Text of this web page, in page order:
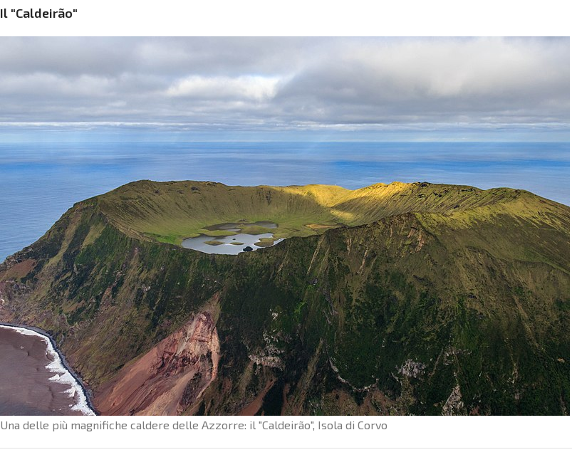
Il "Caldeirão"
Una delle più magnifiche caldere delle Azzorre: il "Caldeirão", Isola di Corvo